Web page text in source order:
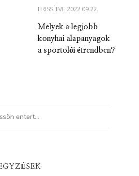
FRISSÍTVE 2022.09.22.
Melyek a legjobb
konyhai alapanyagok
a sportolói étrendben?